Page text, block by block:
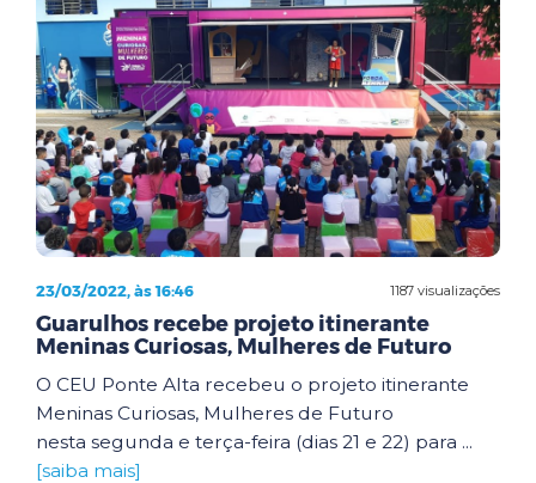
1187 visualizações
23/03/2022, às 16:46
Guarulhos recebe projeto itinerante
Meninas Curiosas, Mulheres de Futuro
O CEU Ponte Alta recebeu o projeto itinerante
Meninas Curiosas, Mulheres de Futuro
nesta segunda e terça-feira (dias 21 e 22) para ...
[saiba mais]